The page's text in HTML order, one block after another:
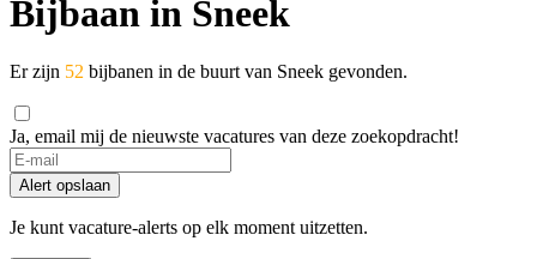
Bijbaan in Sneek
Er zijn 52 bijbanen in de buurt van Sneek gevonden.
Ja, email mij de nieuwste vacatures van deze zoekopdracht!
Alert opslaan
Je kunt vacature-alerts op elk moment uitzetten.